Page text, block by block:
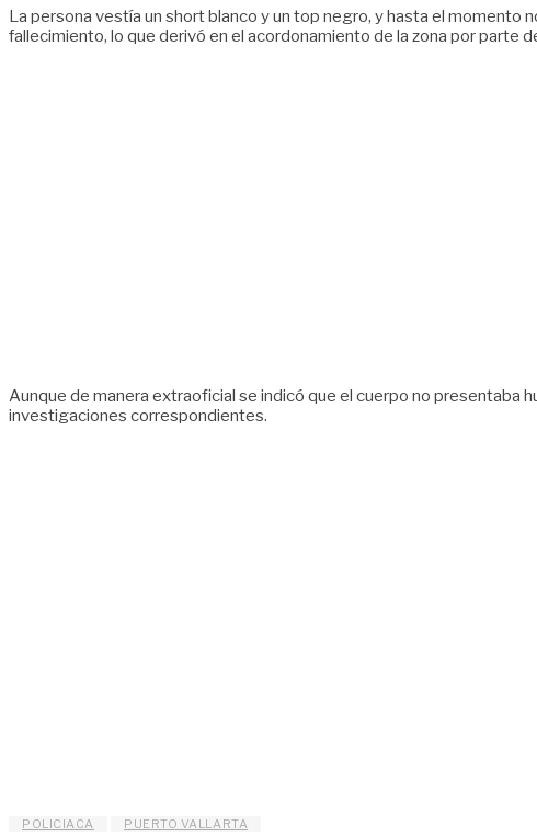
La persona vestía un short blanco y un top negro, y hasta el momento
fallecimiento, lo que derivó en el acordonamiento de la zona por parte
Aunque de manera extraoficial se indicó que el cuerpo no presentaba
investigaciones correspondientes.
POLICIACA PUERTO VALLARTA